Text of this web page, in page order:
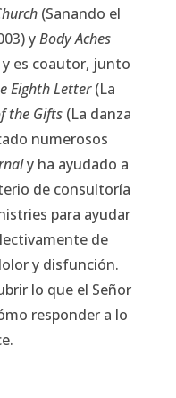
(Sanando el
yBody Aches
y es coautor, junto
Eighth Letter(La
the Gifts (La danza
numerosos
y ha ayudado a
de consultoría
para ayudar
de
y disfunción.
lo que el Señor
responder a lo